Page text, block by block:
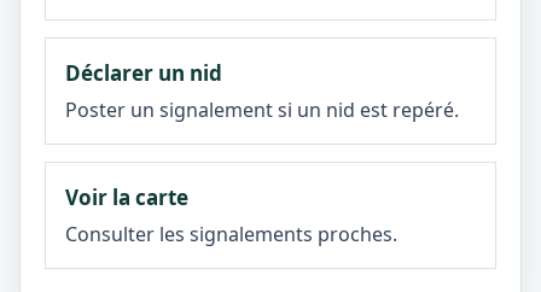
Déclarer un nid
Poster un signalement si un nid est repéré.
Voir la carte
Consulter les signalements proches.